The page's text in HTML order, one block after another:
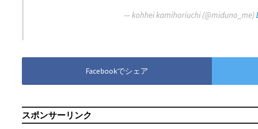
— kohhei kamihoriuchi (@miduno_me)
Facebookでシェア
スポンサーリンク